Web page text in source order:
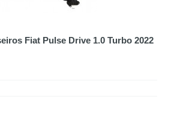
Fiat Pulse Drive 1.0 Turbo 2022